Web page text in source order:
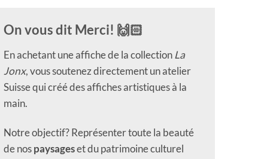
On vous dit Merci! 🙌🏻
En achetant une affiche de la collection La
Jonx, vous soutenez directement un atelier
Suisse qui créé des affiches artistiques à la
main.
Notre objectif? Représenter toute la beauté
de nospaysageset du patrimoine culturel